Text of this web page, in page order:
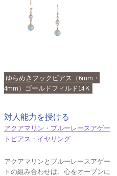
ゆらめきフックピアス（6mm・
4mm）ゴールドフィルド14Ｋ
対人能力を授ける
アクアマリン・ブルーレースアゲー
トピアス・イヤリング
アクアマリンとブルーレースアゲー
トの組み合わせは、心をオープンに